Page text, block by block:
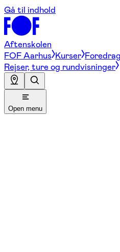
Gå til indhold
Aftenskolen
FOF Aarhus Kurser
Rejser, ture og rundvisninger
Open menu